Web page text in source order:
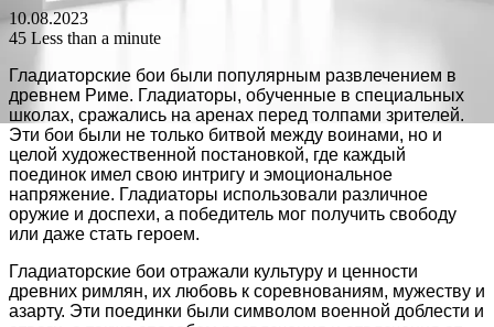
10.08.2023
45 Less than a minute
Гладиаторские бои были популярным развлечением в
древнем Риме. Гладиаторы, обученные в специальных
школах, сражались на аренах перед толпами зрителей.
Эти бои были не только битвой между воинами, но и
целой художественной постановкой, где каждый
поединок имел свою интригу и эмоциональное
напряжение. Гладиаторы использовали различное
оружие и доспехи, а победитель мог получить свободу
или даже стать героем.
Гладиаторские бои отражали культуру и ценности
древних римлян, их любовь к соревнованиям, мужеству и
азарту. Эти поединки были символом военной доблести и